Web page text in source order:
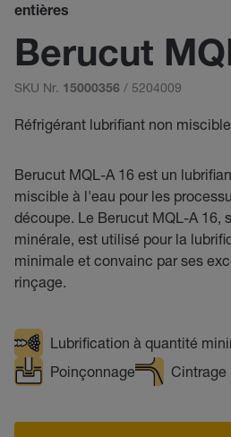
entières
Berucut
SKU Nr. 15000356 / 5204009
Réfrigérant lubrifiant non
Berucut MQL-A 16 est un
miscible à l'eau pour les
découpe. Le Berucut MQL-A 16,
minérale, est utilisé pour la
minimale et convainc par ses
rinçage.
Lubrification à quantité
Poinçonnage
Cintrage